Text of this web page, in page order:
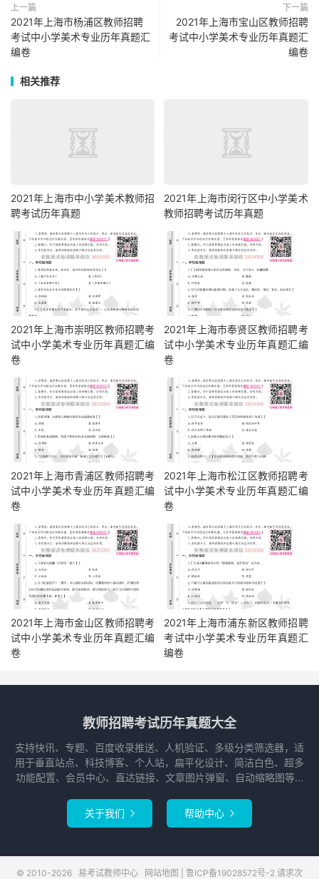
上一篇
2021年上海市杨浦区教师招聘
考试中小学美术专业历年真题汇
编卷
下一篇
2021年上海市宝山区教师招聘
考试中小学美术专业历年真题汇
编卷
相关推荐
2021年上海市中小学美术教师招
聘考试历年真题
2021年上海市闵行区中小学美术
教师招聘考试历年真题
2021年上海市崇明区教师招聘考
试中小学美术专业历年真题汇编
卷
2021年上海市奉贤区教师招聘考
试中小学美术专业历年真题汇编
卷
2021年上海市青浦区教师招聘考
试中小学美术专业历年真题汇编
卷
2021年上海市松江区教师招聘考
试中小学美术专业历年真题汇编
卷
2021年上海市金山区教师招聘考
试中小学美术专业历年真题汇编
卷
2021年上海市浦东新区教师招聘
考试中小学美术专业历年真题汇
编卷
教师招聘考试历年真题大全
支持快讯、专题、百度收录推送、人机验证、多级分类筛选器，适
用于垂直站点、科技博客、个人站，扁平化设计、简洁白色、超多
功能配置、会员中心、直达链接、文章图片弹窗、自动缩略图等...
关于我们  帮助中心 
© 2010-2026 易考试教师中心 网站地图 鲁ICP备19028572号-2 请求次